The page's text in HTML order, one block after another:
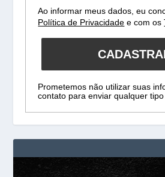
Ao informar meus dados, eu
Política de Privacidade e com os
Prometemos não utilizar suas
contato para enviar qualquer tipo